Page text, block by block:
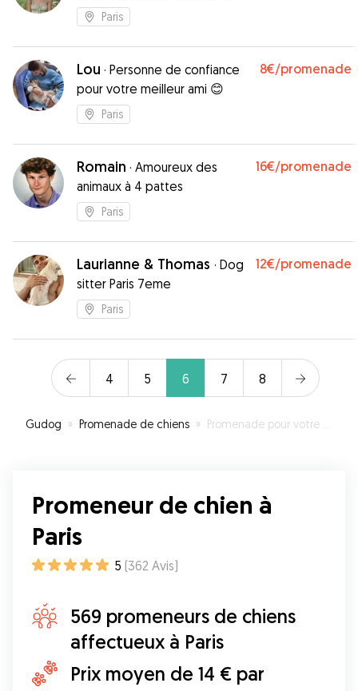
16e !Paris
Lou · Personne de confiance
pour votre meilleur ami 😊
8€/promenade
Paris
Romain · Amoureux des
animaux à 4 pattes
16€/promenade
Paris
Laurianne & Thomas · Dog
sitter Paris 7eme
12€/promenade
Paris
4 5 6 7 8
Gudog » Promenade de chiens » Promenade pour votre chien à Paris
Promeneur de chien à
Paris
5 (362 Avis)
569 promeneurs de chiens
affectueux à Paris
Prix moyen de 14 € par